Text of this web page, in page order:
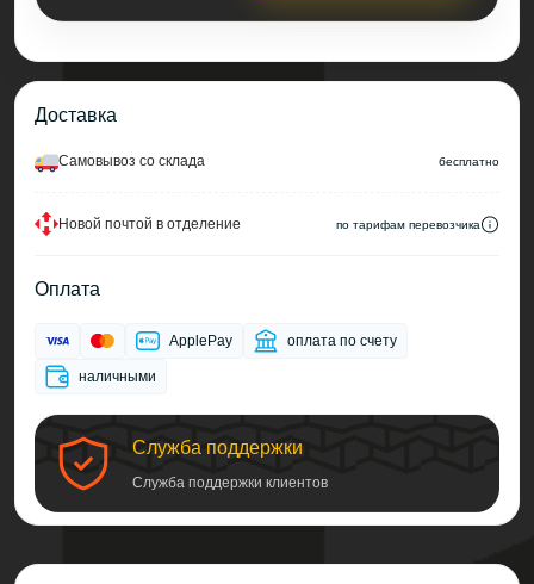
Доставка
Cамовывоз со склада беcплатно
Новой почтой в отделение по тарифам перевозчика
Оплата
ApplePay оплата по счету
наличными
Служба поддержки
Служба поддержки клиентов